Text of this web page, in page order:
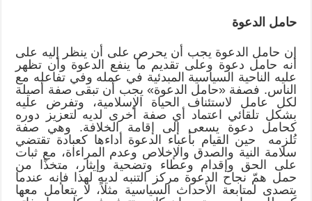
حامل الدعوة
إن حامل الدعوة يجب أن يحرص على أن ينظر إليه على
أنه حامل دعوة وعلى تقديم ما ينفع الدعوة وأن تظهر
عليه الناحية السياسية المبدئية في عمله وفي تفاعله مع
الناس. فصفة «حامل الدعوة» يجب أن تبقى صفة أصيلة
لكل عامل لاستئناف الحياة الإسلامية، وتفرض عليه
بشكل تلقائي اعتماد أي صفة أخرى لديه لتعزيز دوره
كحامل دعوة يسعى إلى إقامة الخلافة. وهي صفة
تُلزمه حين القيام بأعباء الدعوة أداءها كعبادة تقتضي
سلامة النية والصدق والإخلاص وعدم المراءاة، مع ثبات
على الحق وإقدام وعطاء وتضحية وإيثار، متخذًا من
حمل همّ نجاح الدعوة مركز التنبه لديه لهذا فإنه عندما
يتصدى لمتابعة الأحداث السياسية مثلاً، لا يتعامل معها